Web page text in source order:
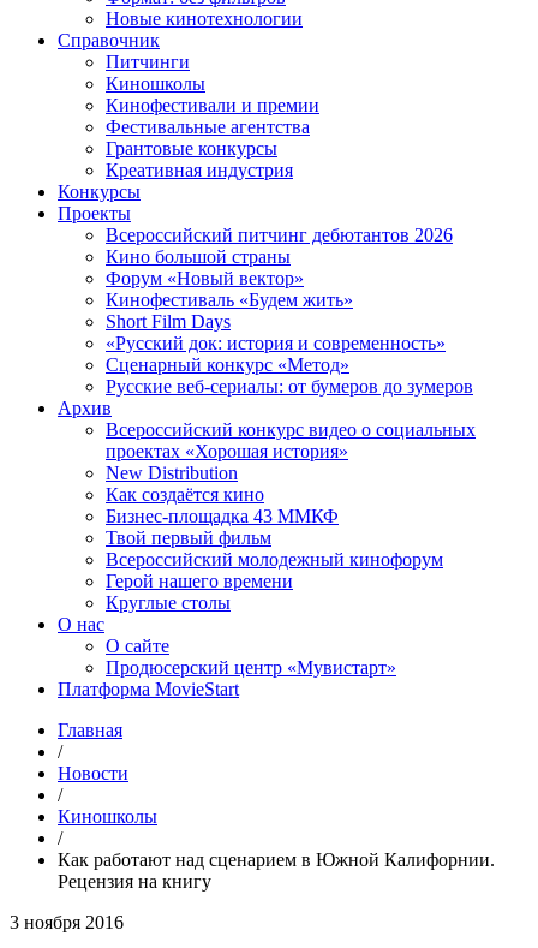
Новые кинотехнологии
Справочник
Питчинги
Киношколы
Кинофестивали и премии
Фестивальные агентства
Грантовые конкурсы
Креативная индустрия
Конкурсы
Проекты
Всероссийский питчинг дебютантов 2026
Кино большой страны
Форум «Новый вектор»
Кинофестиваль «Будем жить»
Short Film Days
«Русский док: история и современность»
Сценарный конкурс «Метод»
Русские веб-сериалы: от бумеров до зумеров
Архив
Всероссийский конкурс видео о социальных
проектах «Хорошая история»
New Distribution
Как создаётся кино
Бизнес-площадка 43 ММКФ
Твой первый фильм
Всероссийский молодежный кинофорум
Герой нашего времени
Круглые столы
О нас
О сайте
Продюсерский центр «Мувистарт»
Платформа MovieStart
Главная
/
Новости
/
Киношколы
/
Как работают над сценарием в Южной Калифорнии.
Рецензия на книгу
3 ноября 2016